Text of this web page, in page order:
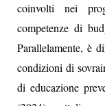
coinvolti nei
competenze di
Parallelamente, è
condizioni di
di educazione